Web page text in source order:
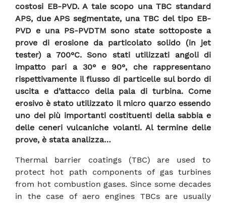
costosi EB-PVD. A tale scopo una TBC standard
APS, due APS segmentate, una TBC del tipo EB-
PVD e una PS-PVDTM sono state sottoposte a
prove di erosione da particolato solido (in jet
tester) a 700°C. Sono stati utilizzati angoli di
impatto pari a 30° e 90°, che rappresentano
rispettivamente il flusso di particelle sul bordo di
uscita e d’attacco della pala di turbina. Come
erosivo è stato utilizzato il micro quarzo essendo
uno dei più importanti costituenti della sabbia e
delle ceneri vulcaniche volanti. Al termine delle
prove, è stata analizza…
Thermal barrier coatings (TBC) are used to
protect hot path components of gas turbines
from hot combustion gases. Since some decades
in the case of aero engines TBCs are usually